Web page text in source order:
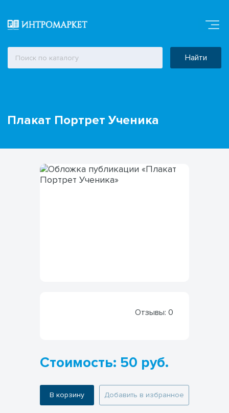
Найти
Плакат Портрет Ученика
Отзывы: 0
Стоимость: 50 руб.
В корзину Добавить в избранное